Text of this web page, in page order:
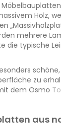
Holz,
mehrere
die typische
zu
dem Osmo
aus